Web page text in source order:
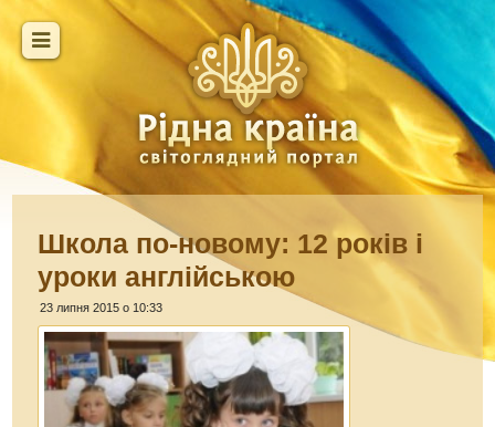
Школа по-новому: 12 років і
уроки англійською
23 липня 2015 о 10:33